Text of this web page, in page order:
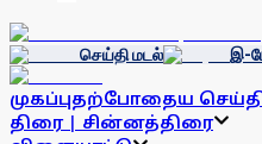
செய்தி மடல் இ-
முகப்புதற்போதைய
திரை | சின்னத்திரை